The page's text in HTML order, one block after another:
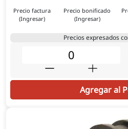
Precio factura
(Ingresar)
Precio bonificado
(Ingresar)
Precios expresados
Agregar al